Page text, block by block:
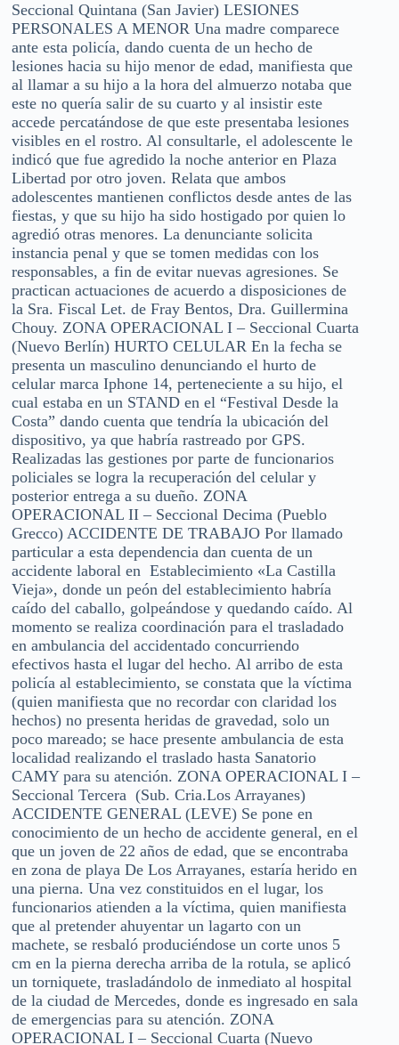
Seccional Quintana (San Javier) LESIONES
PERSONALES A MENOR Una madre comparece
ante esta policía, dando cuenta de un hecho de
lesiones hacia su hijo menor de edad, manifiesta que
al llamar a su hijo a la hora del almuerzo notaba que
este no quería salir de su cuarto y al insistir este
accede percatándose de que este presentaba lesiones
visibles en el rostro. Al consultarle, el adolescente le
indicó que fue agredido la noche anterior en Plaza
Libertad por otro joven. Relata que ambos
adolescentes mantienen conflictos desde antes de las
fiestas, y que su hijo ha sido hostigado por quien lo
agredió otras menores. La denunciante solicita
instancia penal y que se tomen medidas con los
responsables, a fin de evitar nuevas agresiones. Se
practican actuaciones de acuerdo a disposiciones de
la Sra. Fiscal Let. de Fray Bentos, Dra. Guillermina
Chouy. ZONA OPERACIONAL I – Seccional Cuarta
(Nuevo Berlín) HURTO CELULAR En la fecha se
presenta un masculino denunciando el hurto de
celular marca Iphone 14, perteneciente a su hijo, el
cual estaba en un STAND en el “Festival Desde la
Costa” dando cuenta que tendría la ubicación del
dispositivo, ya que habría rastreado por GPS.
Realizadas las gestiones por parte de funcionarios
policiales se logra la recuperación del celular y
posterior entrega a su dueño. ZONA
OPERACIONAL II – Seccional Decima (Pueblo
Grecco) ACCIDENTE DE TRABAJO Por llamado
particular a esta dependencia dan cuenta de un
accidente laboral en Establecimiento «La Castilla
Vieja», donde un peón del establecimiento habría
caído del caballo, golpeándose y quedando caído. Al
momento se realiza coordinación para el trasladado
en ambulancia del accidentado concurriendo
efectivos hasta el lugar del hecho. Al arribo de esta
policía al establecimiento, se constata que la víctima
(quien manifiesta que no recordar con claridad los
hechos) no presenta heridas de gravedad, solo un
poco mareado; se hace presente ambulancia de esta
localidad realizando el traslado hasta Sanatorio
CAMY para su atención. ZONA OPERACIONAL I –
Seccional Tercera (Sub. Cria.Los Arrayanes)
ACCIDENTE GENERAL (LEVE) Se pone en
conocimiento de un hecho de accidente general, en el
que un joven de 22 años de edad, que se encontraba
en zona de playa De Los Arrayanes, estaría herido en
una pierna. Una vez constituidos en el lugar, los
funcionarios atienden a la víctima, quien manifiesta
que al pretender ahuyentar un lagarto con un
machete, se resbaló produciéndose un corte unos 5
cm en la pierna derecha arriba de la rotula, se aplicó
un torniquete, trasladándolo de inmediato al hospital
de la ciudad de Mercedes, donde es ingresado en sala
de emergencias para su atención. ZONA
OPERACIONAL I – Seccional Cuarta (Nuevo